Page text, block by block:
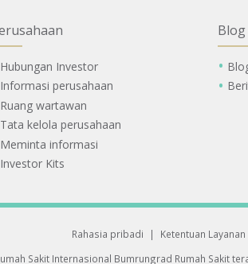
Hubungan Investor
Informasi perusahaan
Ruang wartawan
Tata kelola perusahaan
Meminta informasi
Investor Kits
Rahasia pribadi | Ketentuan Layanan
Sakit Internasional Bumrungrad Rumah Sakit